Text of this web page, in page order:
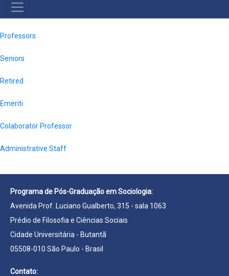
NAVEGAÇÃO
PRINCIPAL
Professors
Seniors
Retired
Emeriti
Colaborator Professor
Administrative Staff
Programa de Pós-Graduação em Sociologia:
Avenida Prof. Luciano Gualberto, 315 - sala 1063
Prédio de Filosofia e Ciências Sociais
Cidade Universitária - Butantã
05508-010 São Paulo - Brasil
Contato: